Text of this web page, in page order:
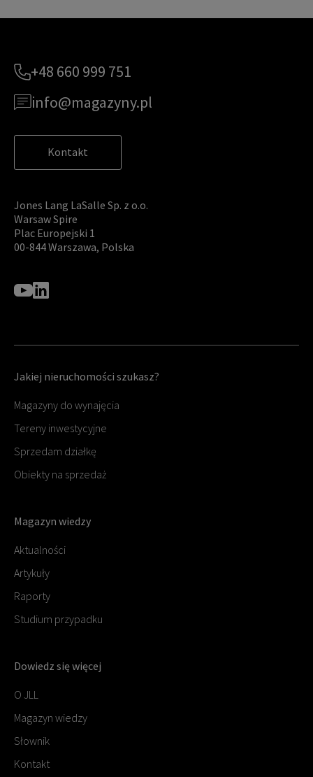
+48 660 999 751
info@magazyny.pl
Kontakt
Jones Lang LaSalle Sp. z o.o.
Warsaw Spire
Plac Europejski 1
00-844 Warszawa, Polska
Jakiej nieruchomości szukasz?
Magazyny do wynajęcia
Tereny inwestycyjne
Sprzedam działkę
Obiekty na sprzedaż
Magazyn wiedzy
Aktualności
Artykuły
Raporty
Studium przypadku
Dowiedz się więcej
O JLL
Magazyn wiedzy
Słownik
Kontakt